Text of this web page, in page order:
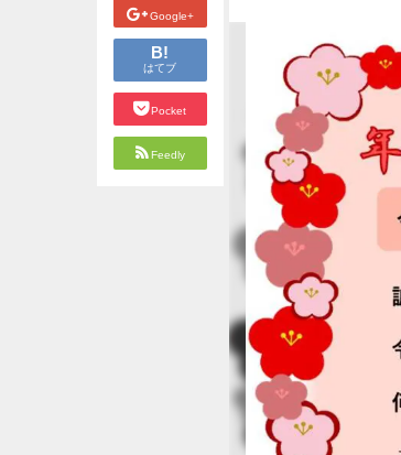
Google+
B!
はてブ
Pocket
Feedly